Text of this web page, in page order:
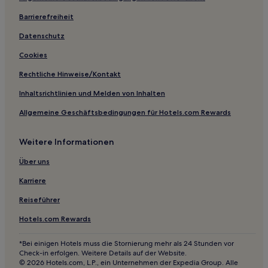
Haustierfreundliche in Colombo
Hotels mit inbegriffenem Frühstück in Colombo
Business in Nawala
Hotels mit Wellnessbereich in Wadduwa
Luxus in Wadduwa
Panadura: Hotels
Katukurunduwatta: Hotels
Ja-Ela: Hotels
Hotels nahe Bahnhof Bambalapitiya
Dompe: Hotels
Hotels nahe Marino Mall
Hotels nahe Galle Face Green Nachtmarkt
Barrierefreiheit
Datenschutz
Cookies
Rechtliche Hinweise/Kontakt
Inhaltsrichtlinien und Melden von Inhalten
Allgemeine Geschäftsbedingungen für Hotels.com Rewards
Weitere Informationen
Über uns
Karriere
Reiseführer
Hotels.com Rewards
*Bei einigen Hotels muss die Stornierung mehr als 24 Stunden vor
Check-in erfolgen. Weitere Details auf der Website.
© 2026 Hotels.com, L.P., ein Unternehmen der Expedia Group. Alle